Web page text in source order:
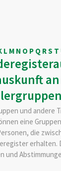
L M N O P Q RS T
und andere
eine
die
erhalten.
und